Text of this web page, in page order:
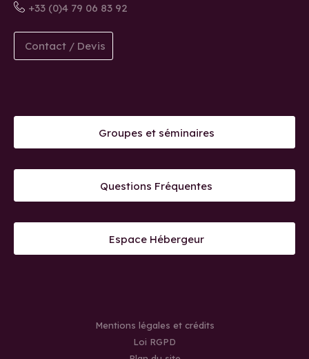
+33 (0)4 79 06 83 92
Contact / Devis
Groupes et séminaires
Questions Fréquentes
Espace Hébergeur
Mentions légales et crédits
Loi RGPD